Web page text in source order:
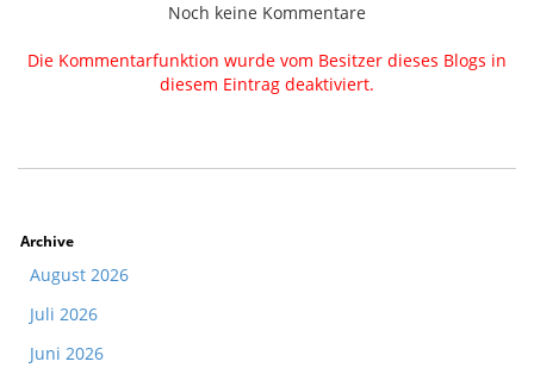
Noch keine Kommentare
Die Kommentarfunktion wurde vom Besitzer dieses Blogs in
diesem Eintrag deaktiviert.
Archive
August 2026
Juli 2026
Juni 2026